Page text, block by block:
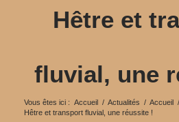
Hêtre et
fluvial, une
Vous êtes ici : Accueil / Actualités / Accueil /
Hêtre et transport fluvial, une réussite !